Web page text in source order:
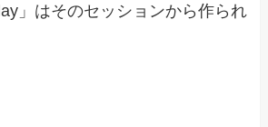
」はそのセッションから作られ